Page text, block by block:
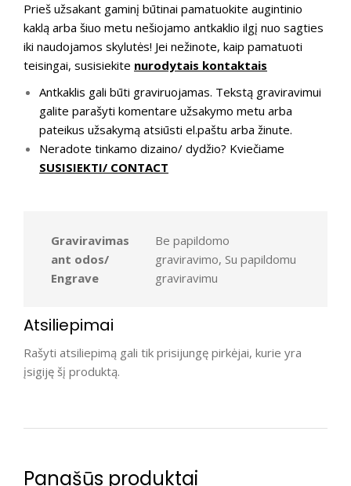
Prieš užsakant gaminį būtinai pamatuokite augintinio
kaklą arba šiuo metu nešiojamo antkaklio ilgį nuo sagties
iki naudojamos skylutės! Jei nežinote, kaip pamatuoti
teisingai, susisiekite nurodytais kontaktais
Antkaklis gali būti graviruojamas. Tekstą graviravimui
galite parašyti komentare užsakymo metu arba
pateikus užsakymą atsiūsti el.paštu arba žinute.
Neradote tinkamo dizaino/ dydžio? Kviečiame
SUSISIEKTI/ CONTACT
Graviravimas
ant odos/
Engrave
Be papildomo
graviravimo, Su papildomu
graviravimu
Atsiliepimai
Rašyti atsiliepimą gali tik prisijungę pirkėjai, kurie yra
įsigiję šį produktą.
Panašūs produktai